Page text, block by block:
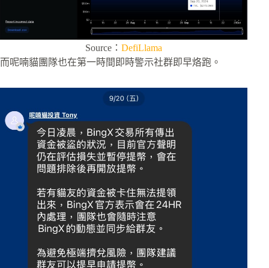
Source：DefiLlama
而呢喃貓團隊也在第一時間即時警示社群即早烙跑。